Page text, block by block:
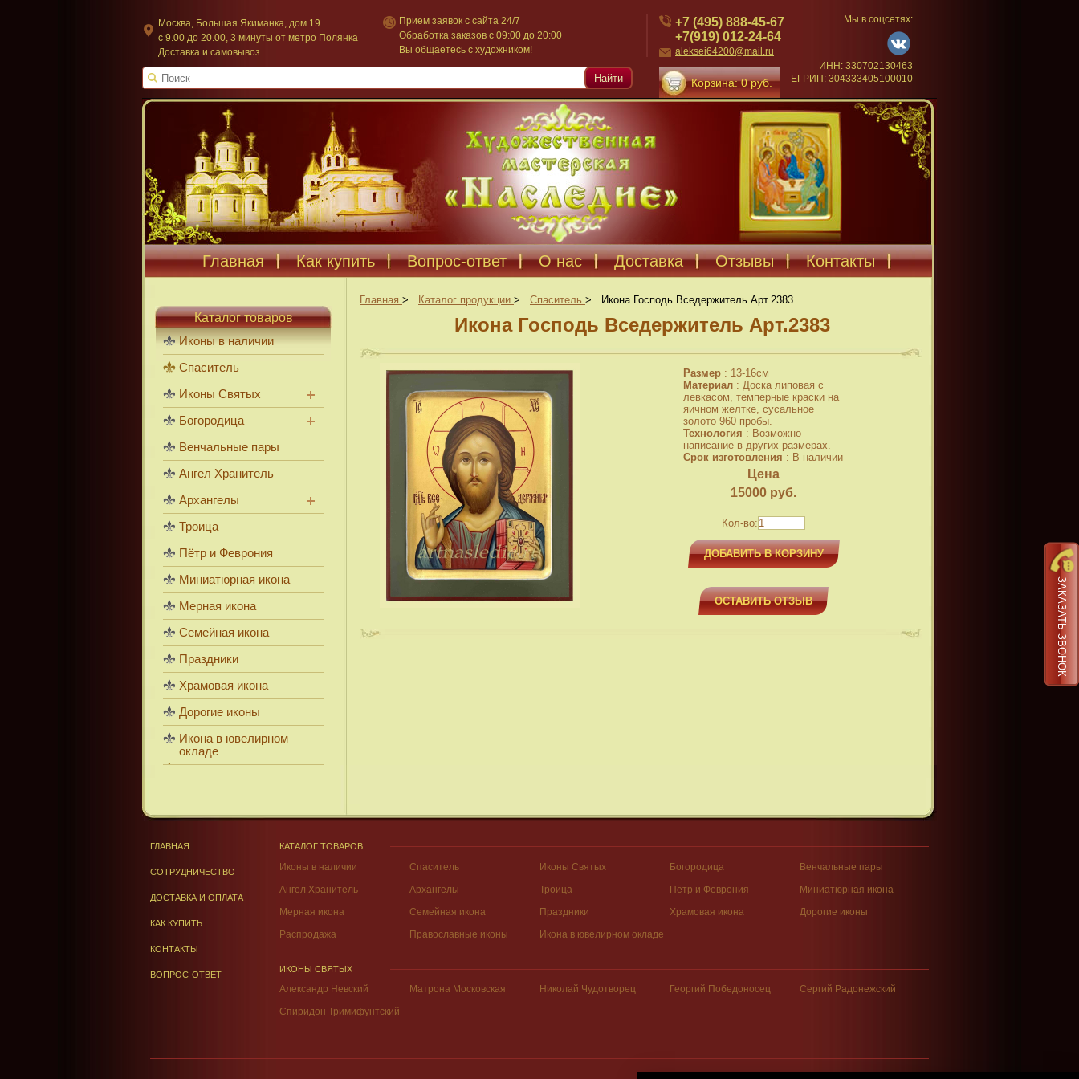
Москва, Большая Якиманка, дом 19
c 9.00 до 20.00, 3 минуты от метро Полянка
Доставка и самовывоз
Прием заявок с сайта 24/7
Обработка заказов с 09:00 до 20:00
Вы общаетесь с художником!
+7 (495) 888-45-67
+7(919) 012-24-64
aleksei64200@mail.ru
Корзина: 0 руб.
Мы в соцсетях:
ИНН: 330702130463
ЕГРИП: 304333405100010
Найти
Главная Как купить Вопрос-ответ О нас Доставка Отзывы Контакты
Главная > Каталог продукции > Спаситель > Икона Господь Вседержитель Арт.2383
Икона Господь Вседержитель Арт.2383
Размер : 13-16см
Материал : Доска липовая с
левкасом, темперные краски на
яичном желтке, сусальное
золото 960 пробы.
Технология : Возможно
написание в других размерах.
Срок изготовления : В наличии
Цена
15000 руб.
Кол-во:
ДОБАВИТЬ В КОРЗИНУ
ОСТАВИТЬ ОТЗЫВ
Каталог товаров
Иконы в наличии
Спаситель
Иконы Святых
Богородица
Венчальные пары
Ангел Хранитель
Архангелы
Троица
Пётр и Феврония
Миниатюрная икона
Мерная икона
Семейная икона
Праздники
Храмовая икона
Дорогие иконы
Икона в ювелирном
окладе
ЗАКАЗАТЬ ЗВОНОК
ГЛАВНАЯ
СОТРУДНИЧЕСТВО
ДОСТАВКА И ОПЛАТА
КАК КУПИТЬ
КОНТАКТЫ
ВОПРОС-ОТВЕТ
КАТАЛОГ ТОВАРОВ
Иконы в наличии Спаситель Иконы Святых Богородица
Венчальные пары
Ангел Хранитель
Архангелы Троица Пётр и Феврония
Миниатюрная икона
Мерная икона
Семейная икона Праздники Храмовая икона
Дорогие иконы
Распродажа
Православные иконы Икона в ювелирном окладе
ИКОНЫ СВЯТЫХ
Александр Невский Матрона Московская Николай Чудотворец Георгий Победоносец
Сергий Радонежский
Спиридон Тримифунтский